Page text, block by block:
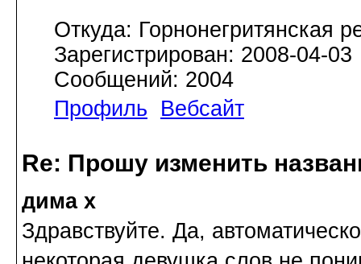
Откуда: Горнонегритянская
Зарегистрирован: 2008-04-03
Сообщений: 2004
Профиль
Вебсайт
Re: Прошу изменить
дима х
Здравствуйте. Да,